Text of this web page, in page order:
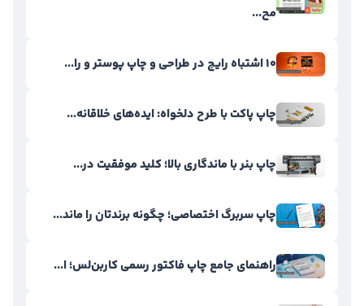
مح...
۱۰ اشتباه رایج در طراحی و چاپ پوستر و را...
چاپ پاکت با طرح دلخواه: ایده‌های خلاقانه...
چاپ بنر با ماندگاری بالا؛ کلید موفقیت در...
چاپ سربرگ اختصاصی؛ چگونه برندتان را ماند...
راهنمای جامع چاپ فاکتور رسمی کاربن‌لس؛ ا...